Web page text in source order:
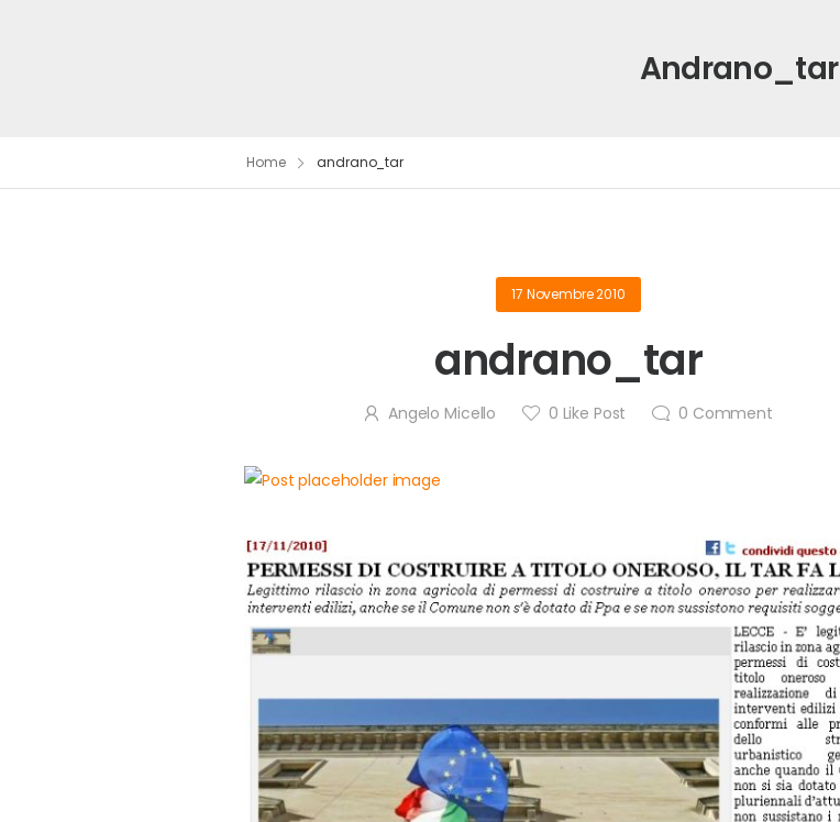
Andrano_tar
Home andrano_tar
17 Novembre 2010
andrano_tar
Angelo Micello 0 Like Post 0 Comment